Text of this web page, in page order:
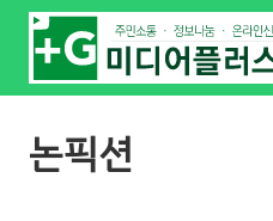
논픽션